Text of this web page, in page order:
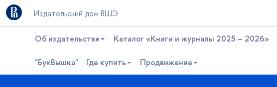
Издательский дом ВШЭ
Об издательстве Каталог «Книги и журналы 2025 – 2026»
"БукВышка" Где купить Продвижение